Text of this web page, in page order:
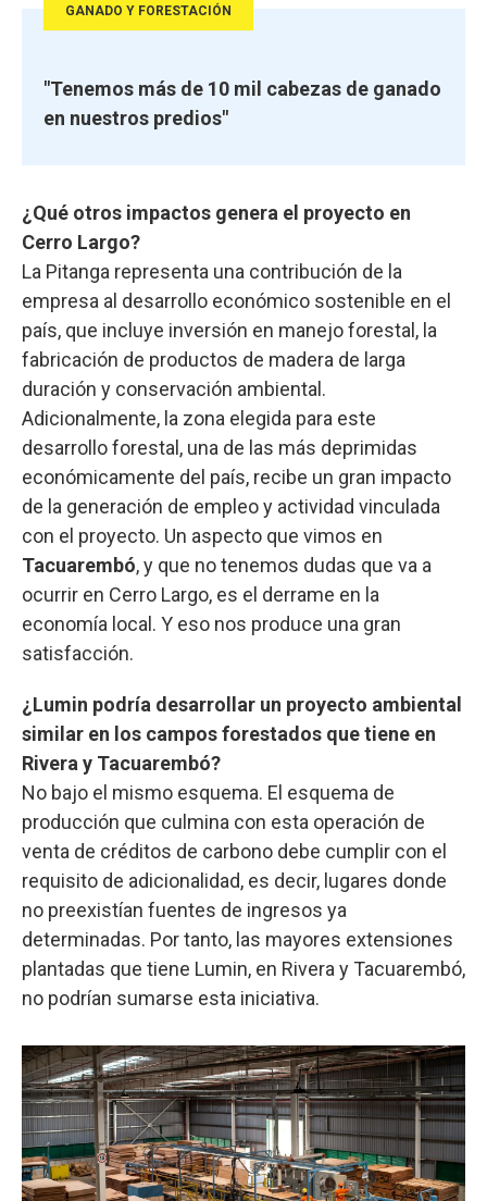
GANADO Y FORESTACIÓN
"Tenemos más de 10 mil cabezas de ganado
en nuestros predios"
¿Qué otros impactos genera el proyecto en
Cerro Largo?
La Pitanga representa una contribución de la
empresa al desarrollo económico sostenible en el
país, que incluye inversión en manejo forestal, la
fabricación de productos de madera de larga
duración y conservación ambiental.
Adicionalmente, la zona elegida para este
desarrollo forestal, una de las más deprimidas
económicamente del país, recibe un gran impacto
de la generación de empleo y actividad vinculada
con el proyecto. Un aspecto que vimos en
Tacuarembó, y que no tenemos dudas que va a
ocurrir en Cerro Largo, es el derrame en la
economía local. Y eso nos produce una gran
satisfacción.
¿Lumin podría desarrollar un proyecto ambiental
similar en los campos forestados que tiene en
Rivera y Tacuarembó?
No bajo el mismo esquema. El esquema de
producción que culmina con esta operación de
venta de créditos de carbono debe cumplir con el
requisito de adicionalidad, es decir, lugares donde
no preexistían fuentes de ingresos ya
determinadas. Por tanto, las mayores extensiones
plantadas que tiene Lumin, en Rivera y Tacuarembó,
no podrían sumarse esta iniciativa.